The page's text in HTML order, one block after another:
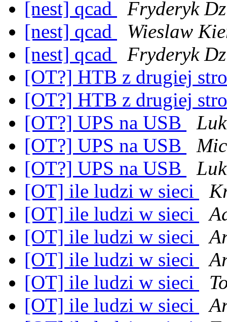
[nest] qcad
Fryderyk
[nest] qcad
Wieslaw
[nest] qcad
Fryderyk
[OT?] HTB z drugiej
[OT?] HTB z drugiej
[OT?] UPS na USB
[OT?] UPS na USB
[OT?] UPS na USB
[OT] ile ludzi w sieci
[OT] ile ludzi w sieci
[OT] ile ludzi w sieci
[OT] ile ludzi w sieci
[OT] ile ludzi w sieci
[OT] ile ludzi w sieci